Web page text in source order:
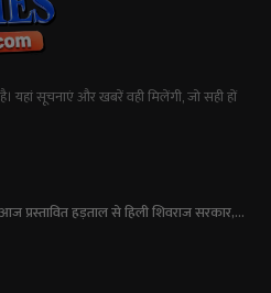
यहां सूचनाएं और खबरें वही मिलेंगी, जो सही हों
प्रस्तावित हड़ताल से हिली शिवराज सरकार,...